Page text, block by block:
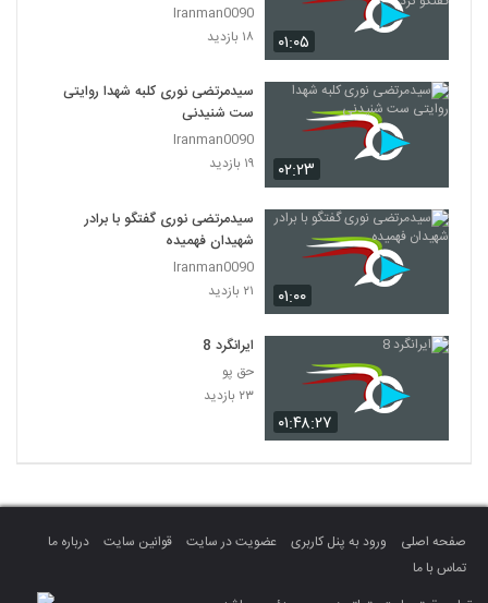
۰۱:۰۵
Iranman0090
۱۸ بازدید
۰۲:۲۳
سیدمرتضی نوری کلبه شهدا روایتی
ست شنیدنی
Iranman0090
۱۹ بازدید
۰۱:۰۰
سیدمرتضی نوری گفتگو با برادر
شهیدان فهمیده
Iranman0090
۲۱ بازدید
۰۱:۴۸:۲۷
ایرانگرد 8
حق پو
۲۳ بازدید
صفحه اصلی ورود به پنل کاربری عضویت در سایت قوانین سایت
درباره ما
تماس با ما